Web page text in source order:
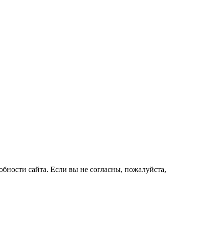
сайта. Если вы не согласны, пожалуйста,